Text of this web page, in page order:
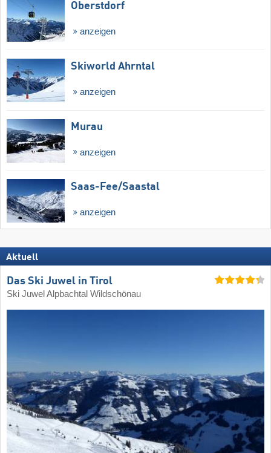
Oberstdorf
anzeigen
Skiworld Ahrntal
anzeigen
Murau
anzeigen
Saas-Fee/​Saastal
anzeigen
Aktuell
Das Ski Juwel in Tirol
Ski Juwel Alpbachtal Wildschönau